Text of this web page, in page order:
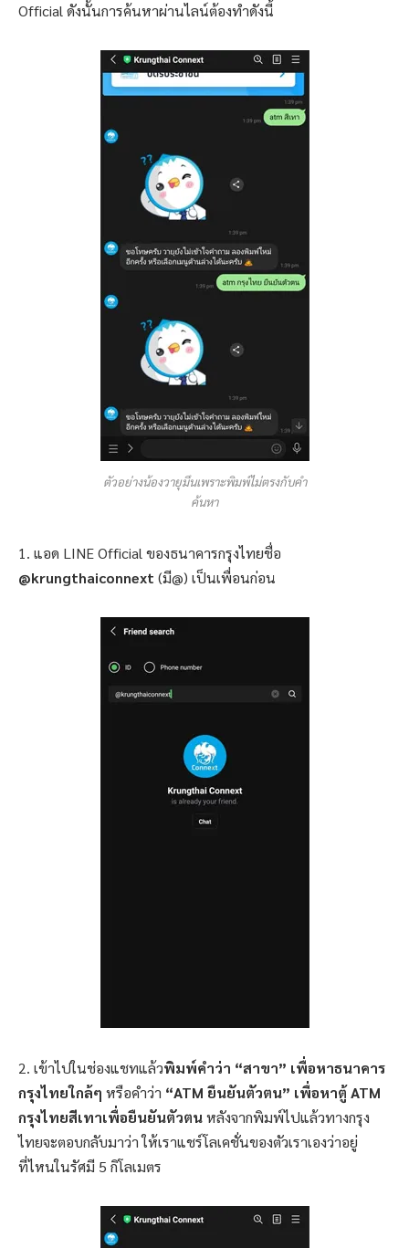
Official ดังนั้นการค้นหาผ่านไลน์ต้องทำดังนี้
ตัวอย่างน้องวายุมึนเพราะพิมพ์ไม่ตรงกับคำ
ค้นหา
1. แอด LINE Official ของธนาคารกรุงไทยชื่อ
@krungthaiconnext (มี@) เป็นเพื่อนก่อน
2. เข้าไปในช่องแชทแล้วพิมพ์คำว่า “สาขา” เพื่อหาธนาคาร
กรุงไทยใกล้ๆ หรือคำว่า “ATM ยืนยันตัวตน” เพื่อหาตู้ ATM
กรุงไทยสีเทาเพื่อยืนยันตัวตนหลังจากพิมพ์ไปแล้วทางกรุง
ไทยจะตอบกลับมาว่า ให้เราแชร์โลเคชั่นของตัวเราเองว่าอยู่
ที่ไหนในรัศมี 5 กิโลเมตร